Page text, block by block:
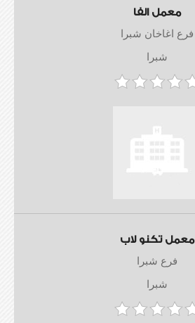
معمل الفا
فرع اغاخان شبرا
شبرا
معمل تكنو لاب
فرع شبرا
شبرا